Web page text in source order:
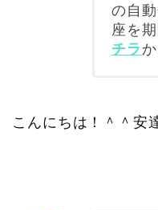
の自
座を
チラ
こんにちは！＾＾安